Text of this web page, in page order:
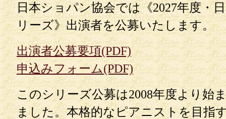
日本ショパン協会では《2027年度・
リーズ》出演者を公募いたします。
出演者公募要項(PDF)
申込みフォーム(PDF)
このシリーズ公募は2008年度より始
ました。本格的なピアニストを目指